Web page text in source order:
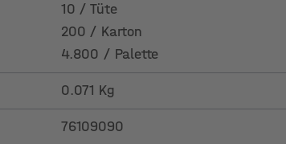
10 / Tüte
200 / Karton
4.800 / Palette
0.071 Kg
76109090